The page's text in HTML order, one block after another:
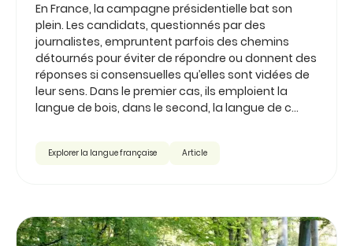
En France, la campagne présidentielle bat son
plein. Les candidats, questionnés par des
journalistes, empruntent parfois des chemins
détournés pour éviter de répondre ou donnent des
réponses si consensuelles qu’elles sont vidées de
leur sens. Dans le premier cas, ils emploient la
langue de bois, dans le second, la langue de c...
Explorer la langue française Article